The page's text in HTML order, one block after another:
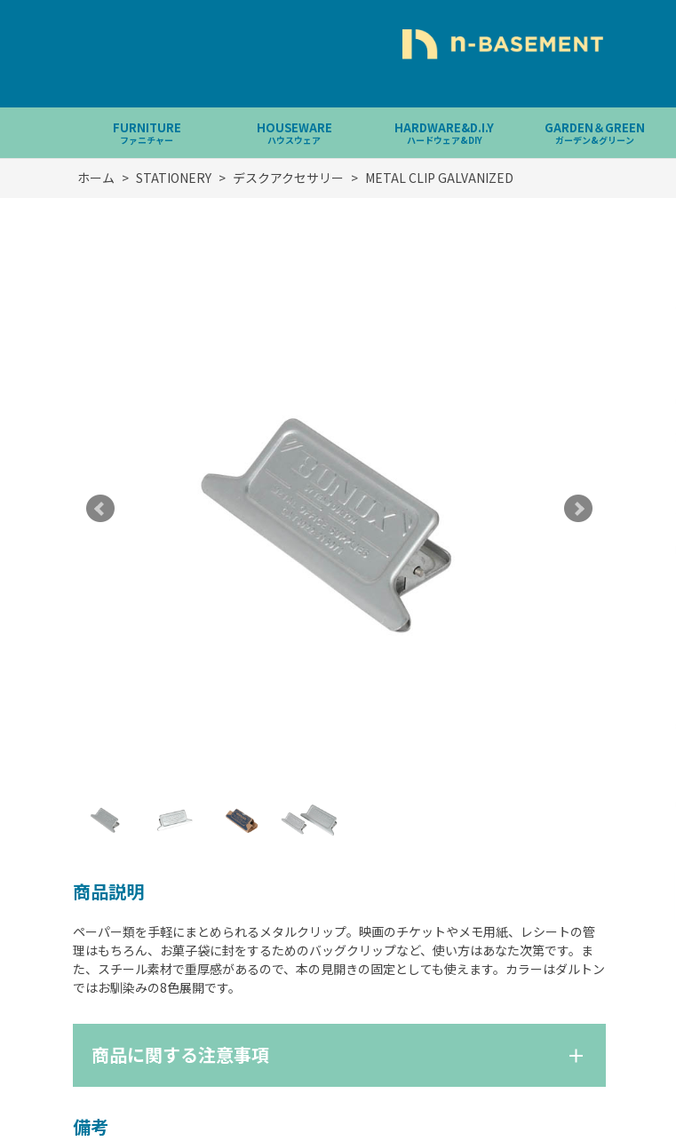
FURNITURE
ファニチャー
HOUSEWARE
ハウスウェア
HARDWARE&D.I.Y
ハードウェア&DIY
GARDEN＆GREEN
ガーデン&グリーン
ホーム > STATIONERY > デスクアクセサリー > METAL CLIP GALVANIZED
商品説明
ペーパー類を手軽にまとめられるメタルクリップ。映画のチケットやメモ用紙、レシートの管
理はもちろん、お菓子袋に封をするためのバッグクリップなど、使い方はあなた次第です。ま
た、スチール素材で重厚感があるので、本の見開きの固定としても使えます。カラーはダルトン
ではお馴染みの8色展開です。
商品に関する注意事項
備考